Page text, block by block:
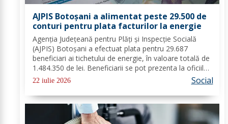
AJPIS Botoșani a alimentat peste 29.500 de
conturi pentru plata facturilor la energie
Agenția Județeană pentru Plăți și Inspecție Socială
(AJPIS) Botoșani a efectuat plata pentru 29.687
beneficiari ai tichetului de energie, în valoare totală de
1.484.350 de lei. Beneficiarii se pot prezenta la oficiile
poștale cu factura pentru a utiliza suma la plata
22 iulie 2026 Social